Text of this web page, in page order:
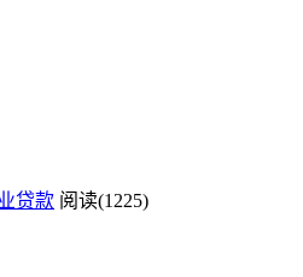
贷款 阅读(1225)